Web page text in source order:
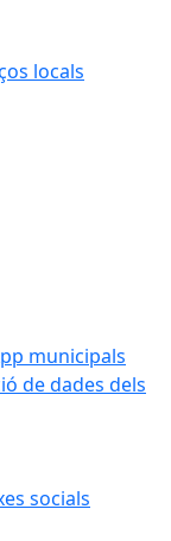
locals
municipals
de dades dels
socials